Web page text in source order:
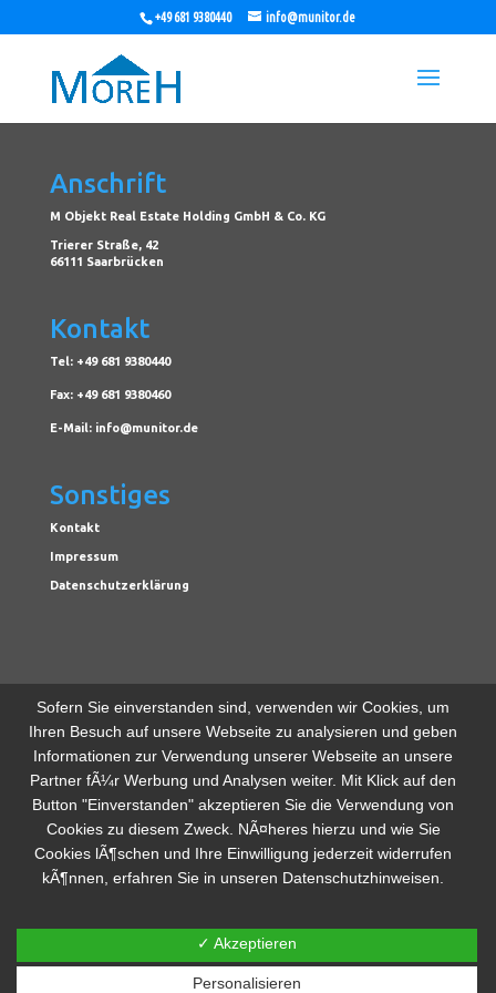
+49 681 9380440 info@munitor.de
Anschrift
M Objekt Real Estate Holding GmbH & Co. KG
Trierer Straße, 42
66111 Saarbrücken
Kontakt
Tel: +49 681 9380440
Fax: +49 681 9380460
E-Mail: info@munitor.de
Sonstiges
Kontakt
Impressum
Datenschutzerklärung
© M Objekt Real Estate Holding GmbH & Co. KG
Sofern Sie einverstanden sind, verwenden wir Cookies, um
Ihren Besuch auf unsere Webseite zu analysieren und geben
Informationen zur Verwendung unserer Webseite an unsere
Partner fÃ¼r Werbung und Analysen weiter. Mit Klick auf den
Button "Einverstanden" akzeptieren Sie die Verwendung von
Cookies zu diesem Zweck. NÃ¤heres hierzu und wie Sie
Cookies lÃ¶schen und Ihre Einwilligung jederzeit widerrufen
kÃ¶nnen, erfahren Sie in unseren Datenschutzhinweisen.
✓ Akzeptieren
Personalisieren